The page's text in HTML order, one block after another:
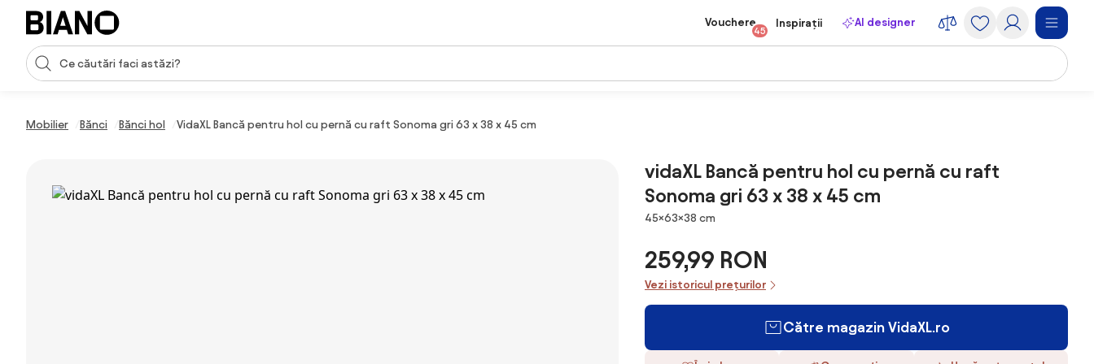
Sari peste navigare, accesează conținutul
Introducerea căutării
Vouchere
45
Inspirații AI designer
Mobilier Bănci Bănci hol VidaXL Bancă pentru hol cu pernă cu raft Sonoma gri 63 x 38 x 45 cm
vidaXL Bancă pentru hol cu pernă cu raft
Sonoma gri 63 x 38 x 45 cm
Dimensiuni
45×63×38 cm
259,99 RON
Vezi istoricul prețurilor
Către magazin VidaXL.ro